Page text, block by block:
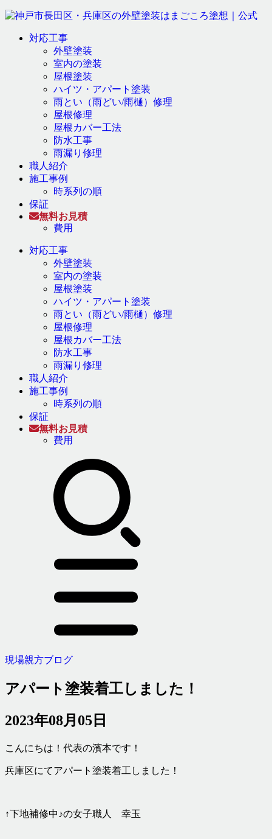
対応工事
外壁塗装
室内の塗装
屋根塗装
ハイツ・アパート塗装
雨とい（雨どい/雨樋）修理
屋根修理
屋根カバー工法
防水工事
雨漏り修理
職人紹介
施工事例
時系列の順
保証
無料お見積
費用
対応工事
外壁塗装
室内の塗装
屋根塗装
ハイツ・アパート塗装
雨とい（雨どい/雨樋）修理
屋根修理
屋根カバー工法
防水工事
雨漏り修理
職人紹介
施工事例
時系列の順
保証
無料お見積
費用
現場親方ブログ
アパート塗装着工しました！
2023年08月05日
こんにちは！代表の濱本です！
兵庫区にてアパート塗装着工しました！
↑下地補修中♪の女子職人 幸玉